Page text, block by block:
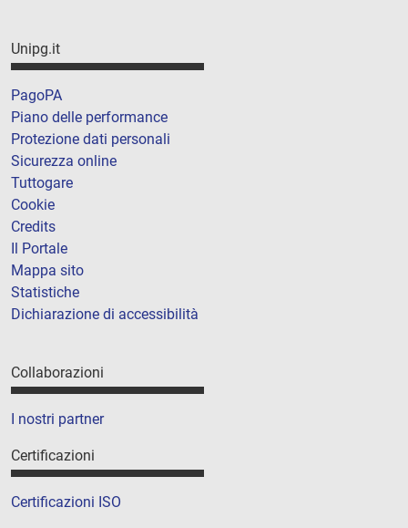
Unipg.it
PagoPA
Piano delle performance
Protezione dati personali
Sicurezza online
Tuttogare
Cookie
Credits
Il Portale
Mappa sito
Statistiche
Dichiarazione di accessibilità
Collaborazioni
I nostri partner
Certificazioni
Certificazioni ISO